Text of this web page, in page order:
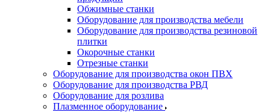
Обжимные станки
Оборудование для производства мебели
Оборудование для производства резиновой
плитки
Окорочные станки
Отрезные станки
Оборудование для производства окон ПВХ
Оборудование для производства РВД
Оборудование для розлива
Плазменное оборудование